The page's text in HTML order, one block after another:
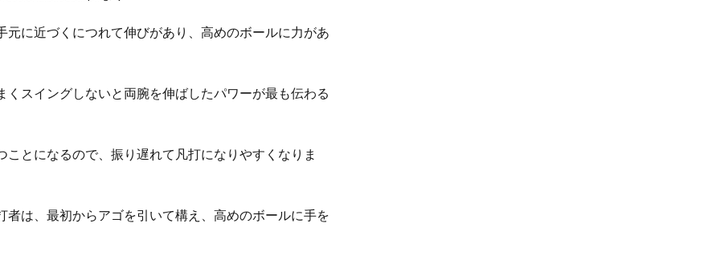
に近づくにつれて伸びがあり、高めのボールに力があ
スイングしないと両腕を伸ばしたパワーが最も伝わる
とになるので、振り遅れて凡打になりやすくなりま
は、最初からアゴを引いて構え、高めのボールに手を